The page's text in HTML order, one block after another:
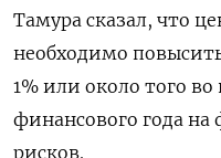
Тамура сказал, что
необходимо
1% или около того
финансового года
рисков.